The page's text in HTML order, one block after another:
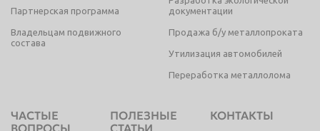
Партнерская программа
Владельцам подвижного
состава
документации
Продажа б/у металлопроката
Утилизация автомобилей
Переработка металлолома
ЧАСТЫЕ
ВОПРОСЫ
ПОЛЕЗНЫЕ
СТАТЬИ
КОНТАКТЫ